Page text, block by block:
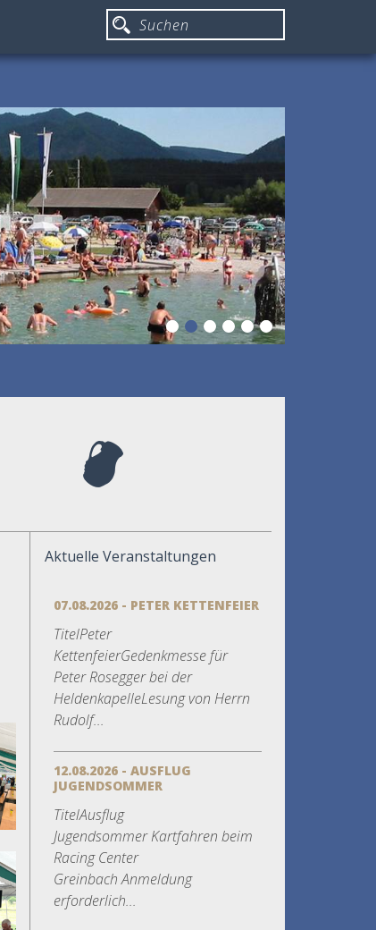
Aktuelle Veranstaltungen
07.08.2026 - PETER KETTENFEIER
TitelPeter
KettenfeierGedenkmesse für
Peter Rosegger bei der
HeldenkapelleLesung von Herrn
Rudolf...
12.08.2026 - AUSFLUG
JUGENDSOMMER
TitelAusflug
Jugendsommer Kartfahren beim
Racing Center
Greinbach Anmeldung
erforderlich...